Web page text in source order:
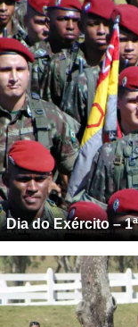
Dia do Exército –